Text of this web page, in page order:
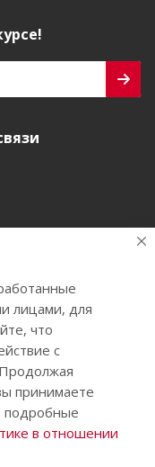
шоссе, 17
публичной
лицами, для
что
с
принимаете
подробные
в отношении